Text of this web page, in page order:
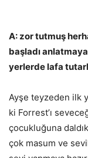
A: zor tutmuş
başladı
yerlerde lafa
Ayşe teyzeden ilk
ki Forrest’ı
çocukluğuna
çok masum ve